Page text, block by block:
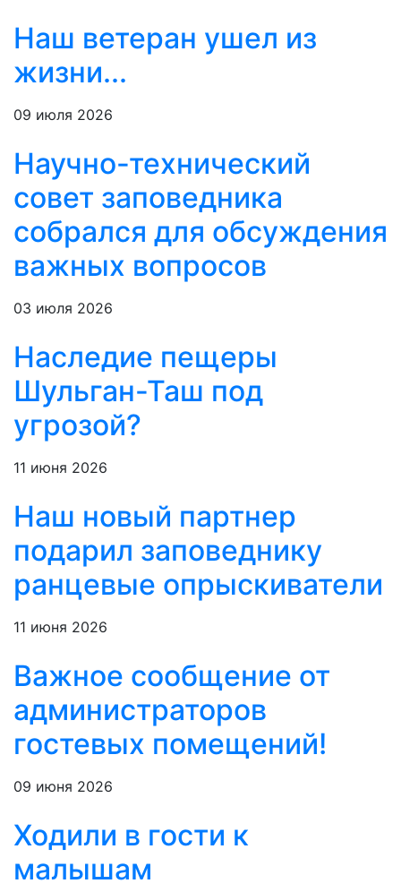
Наш ветеран ушел из
жизни...
09 июля 2026
Научно-технический
совет заповедника
собрался для обсуждения
важных вопросов
03 июля 2026
Наследие пещеры
Шульган-Таш под
угрозой?
11 июня 2026
Наш новый партнер
подарил заповеднику
ранцевые опрыскиватели
11 июня 2026
Важное сообщение от
администраторов
гостевых помещений!
09 июня 2026
Ходили в гости к
малышам